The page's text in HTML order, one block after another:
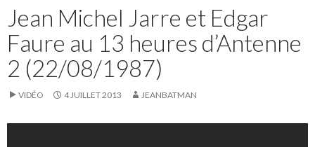
Jean Michel Jarre et Edgar
Faure au 13 heures d’Antenne
2 (22/08/1987)
VIDÉO 4 JUILLET 2013 JEANBATMAN